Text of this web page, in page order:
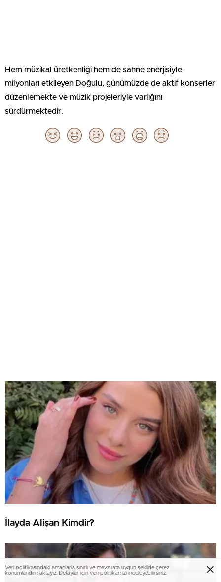
Hem müzikal üretkenliği hem de sahne enerjisiyle
milyonları etkileyen Doğulu, günümüzde de aktif konserler
düzenlemekte ve müzik projeleriyle varlığını
sürdürmektedir.
İlayda Alişan Kimdir?
Veri politikasındaki amaçlarla sınırlı ve mevzuata uygun şekilde çerez
konumlandırmaktayız. Detaylar için veri politikamızı inceleyebilirsiniz.